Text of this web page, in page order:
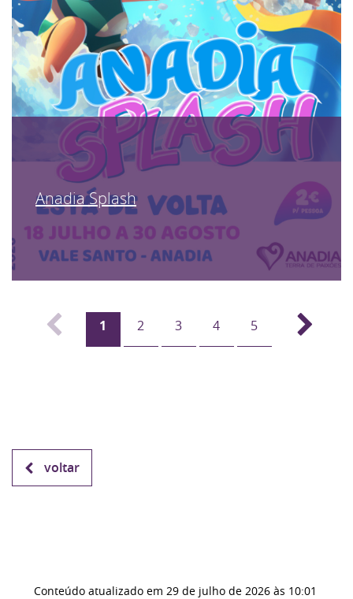
Anadia Splash
1 2 3 4 5
voltar
Conteúdo atualizado em 29 de julho de 2026 às 10:01